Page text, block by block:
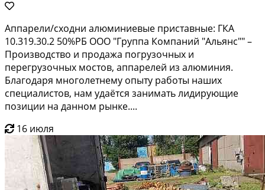
Аппарели/сходни алюминиевые приставные: ГКА
10.319.30.2 50%РБ ООО "Группа Компаний "Альянс"" –
Производство и продажа погрузочных и
перегрузочных мостов, аппарелей из алюминия.
Благодаря многолетнему опыту работы наших
специалистов, нам удаётся занимать лидирующие
позиции на данном рынке....
16 июля